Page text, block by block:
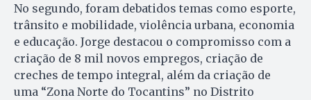
No segundo, foram debatidos temas como esporte,
trânsito e mobilidade, violência urbana, economia
e educação. Jorge destacou o compromisso com a
criação de 8 mil novos empregos, criação de
creches de tempo integral, além da criação de
uma “Zona Norte do Tocantins” no Distrito